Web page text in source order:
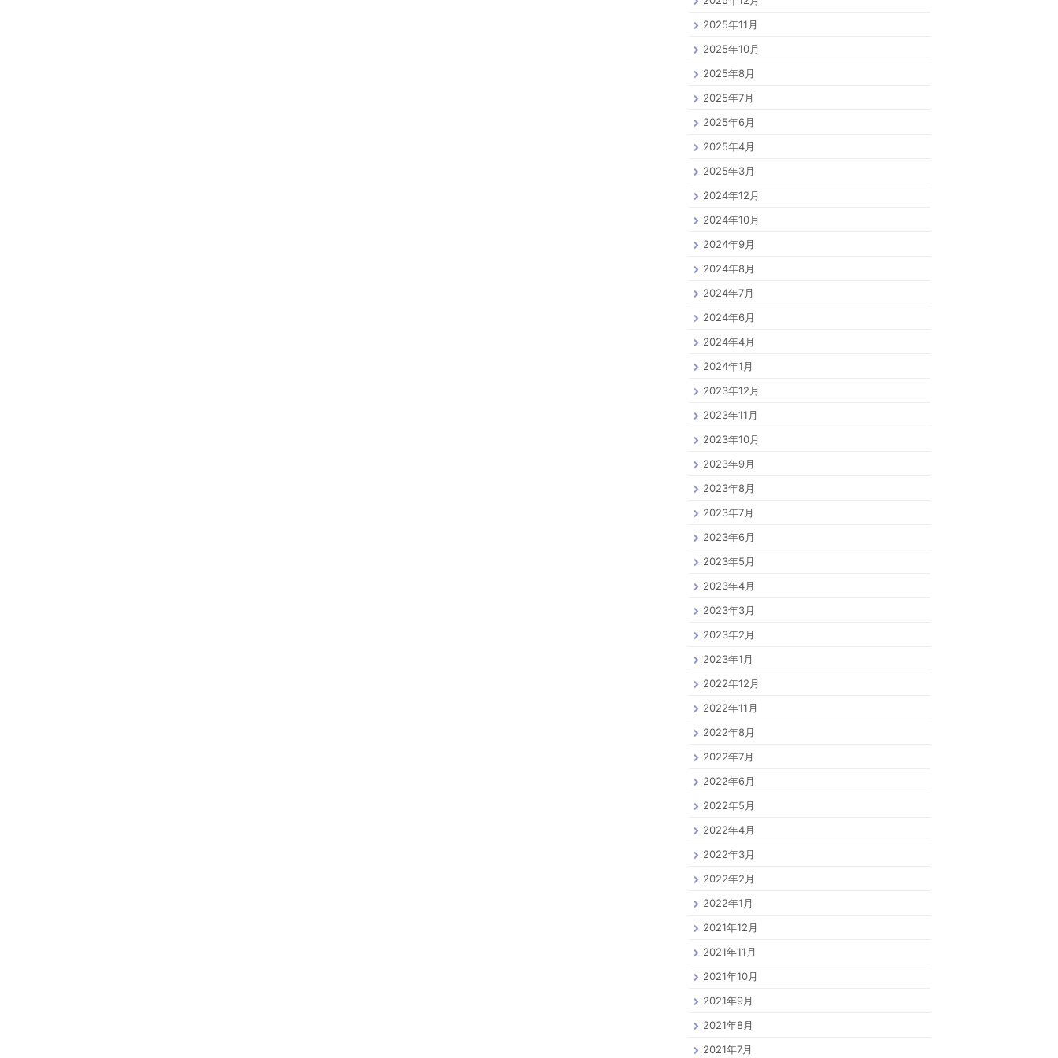
2025年11月
2025年10月
2025年8月
2025年7月
2025年6月
2025年4月
2025年3月
2024年12月
2024年10月
2024年9月
2024年8月
2024年7月
2024年6月
2024年4月
2024年1月
2023年12月
2023年11月
2023年10月
2023年9月
2023年8月
2023年7月
2023年6月
2023年5月
2023年4月
2023年3月
2023年2月
2023年1月
2022年12月
2022年11月
2022年8月
2022年7月
2022年6月
2022年5月
2022年4月
2022年3月
2022年2月
2022年1月
2021年12月
2021年11月
2021年10月
2021年9月
2021年8月
2021年7月